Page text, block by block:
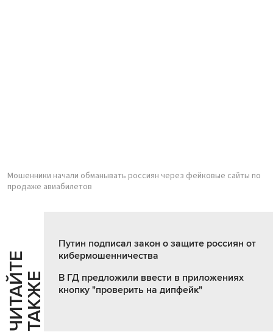
Мошенники начали обманывать россиян через фейковые сайты по
продаже авиабилетов
Ч
И
Т
АЙ
Т
Е
Т
А
К
ЖЕ
Путин подписал закон о защите россиян от
кибермошенничества
В ГД предложили ввести в приложениях
кнопку "проверить на дипфейк"